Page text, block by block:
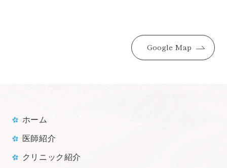
Google Map
ホーム
医師紹介
クリニック紹介